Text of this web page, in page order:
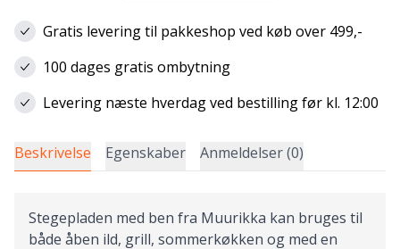
Gratis levering til pakkeshop ved køb over 499,-
100 dages gratis ombytning
Levering næste hverdag ved bestilling før kl. 12:00
Beskrivelse Egenskaber Anmeldelser (0)
Stegepladen med ben fra Muurikka kan bruges til
både åben ild, grill, sommerkøkken og med en